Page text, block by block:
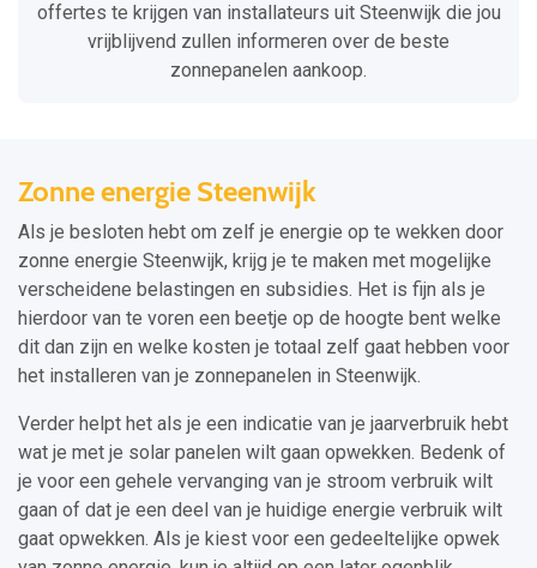
offertes te krijgen van installateurs uit Steenwijk die jou
vrijblijvend zullen informeren over de beste
zonnepanelen aankoop.
Zonne energie Steenwijk
Als je besloten hebt om zelf je energie op te wekken door
zonne energie Steenwijk, krijg je te maken met mogelijke
verscheidene belastingen en subsidies. Het is fijn als je
hierdoor van te voren een beetje op de hoogte bent welke
dit dan zijn en welke kosten je totaal zelf gaat hebben voor
het installeren van je zonnepanelen in Steenwijk.
Verder helpt het als je een indicatie van je jaarverbruik hebt
wat je met je solar panelen wilt gaan opwekken. Bedenk of
je voor een gehele vervanging van je stroom verbruik wilt
gaan of dat je een deel van je huidige energie verbruik wilt
gaat opwekken. Als je kiest voor een gedeeltelijke opwek